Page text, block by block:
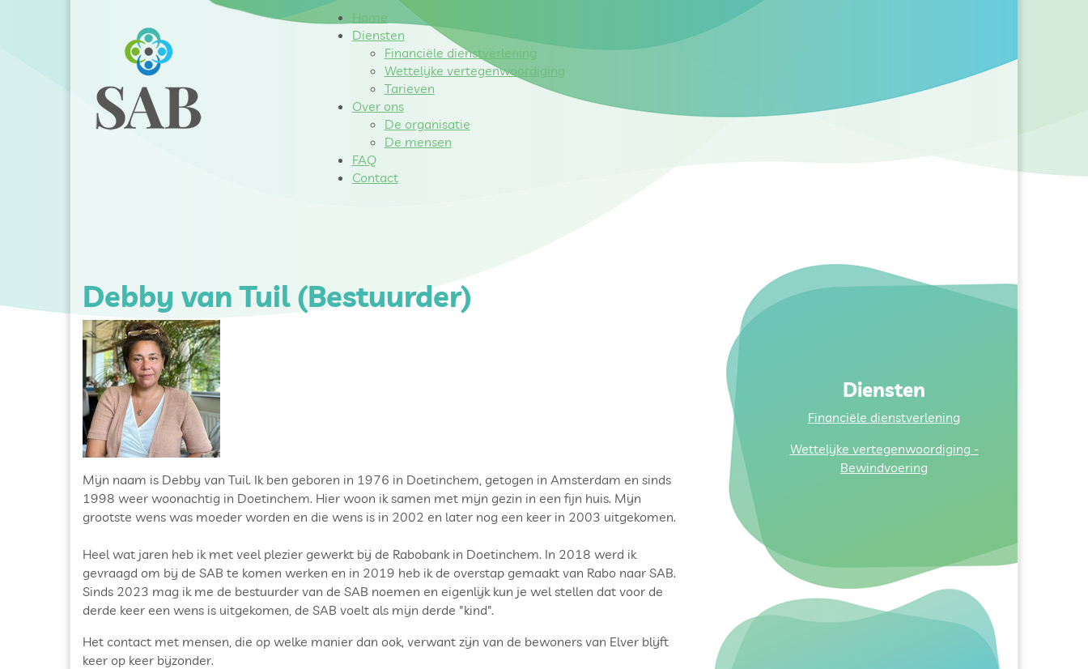
Home
Diensten
Financiële dienstverlening
Wettelijke vertegenwoordiging
Tarieven
Over ons
De organisatie
De mensen
FAQ
Contact
Debby van Tuil (Bestuurder)
Mijn naam is Debby van Tuil. Ik ben geboren in 1976 in Doetinchem, getogen in Amsterdam en sinds
1998 weer woonachtig in Doetinchem. Hier woon ik samen met mijn gezin in een fijn huis. Mijn
grootste wens was moeder worden en die wens is in 2002 en later nog een keer in 2003 uitgekomen.
Heel wat jaren heb ik met veel plezier gewerkt bij de Rabobank in Doetinchem. In 2018 werd ik
gevraagd om bij de SAB te komen werken en in 2019 heb ik de overstap gemaakt van Rabo naar SAB.
Sinds 2023 mag ik me de bestuurder van de SAB noemen en eigenlijk kun je wel stellen dat voor de
derde keer een wens is uitgekomen, de SAB voelt als mijn derde "kind".
Het contact met mensen, die op welke manier dan ook, verwant zijn van de bewoners van Elver blijft
keer op keer bijzonder.
Diensten
Financiële dienstverlening
Wettelijke vertegenwoordiging -
Bewindvoering